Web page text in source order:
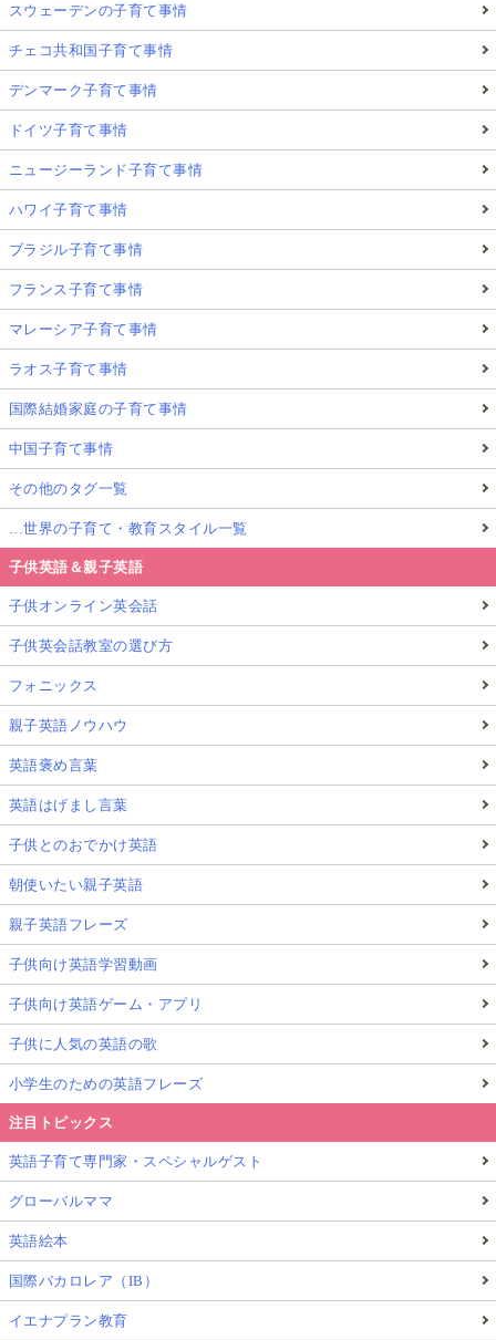
スウェーデンの子育て事情
チェコ共和国子育て事情
デンマーク子育て事情
ドイツ子育て事情
ニュージーランド子育て事情
ハワイ子育て事情
ブラジル子育て事情
フランス子育て事情
マレーシア子育て事情
ラオス子育て事情
国際結婚家庭の子育て事情
中国子育て事情
その他のタグ一覧
…世界の子育て・教育スタイル一覧
子供英語＆親子英語
子供オンライン英会話
子供英会話教室の選び方
フォニックス
親子英語ノウハウ
英語褒め言葉
英語はげまし言葉
子供とのおでかけ英語
朝使いたい親子英語
親子英語フレーズ
子供向け英語学習動画
子供向け英語ゲーム・アプリ
子供に人気の英語の歌
小学生のための英語フレーズ
注目トピックス
英語子育て専門家・スペシャルゲスト
グローバルママ
英語絵本
国際バカロレア（IB）
イエナプラン教育